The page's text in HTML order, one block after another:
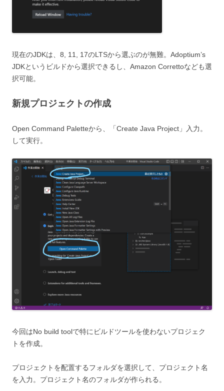
現在のJDKは、8, 11, 17のLTSから選ぶのが無難。Adoptium’s
JDKというビルドから選択できるし、Amazon Correttoなども選
択可能。
新規プロジェクトの作成
Open Command Paletteから、「Create Java Project」入力。
して実行。
今回はNo build toolで特にビルドツールを使わないプロジェク
トを作成。
プロジェクトを配置するフォルダを選択して、プロジェクト名
を入力。プロジェクト名のフォルダが作られる。